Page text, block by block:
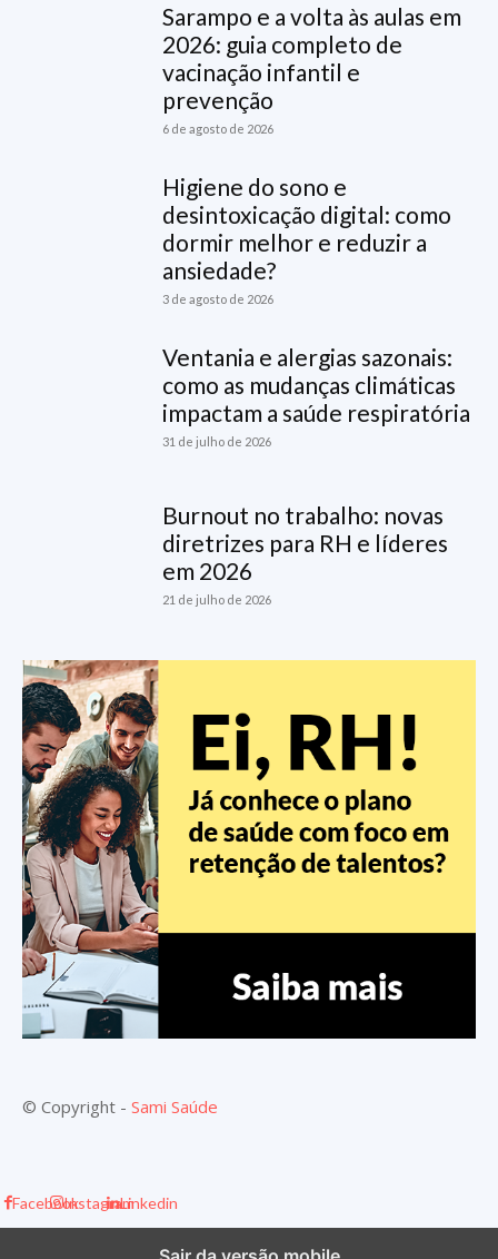
Sarampo e a volta às aulas em
2026: guia completo de
vacinação infantil e
prevenção
6 de agosto de 2026
Higiene do sono e
desintoxicação digital: como
dormir melhor e reduzir a
ansiedade?
3 de agosto de 2026
Ventania e alergias sazonais:
como as mudanças climáticas
impactam a saúde respiratória
31 de julho de 2026
Burnout no trabalho: novas
diretrizes para RH e líderes
em 2026
21 de julho de 2026
© Copyright - Sami Saúde
FacebookInstagramLinkedin